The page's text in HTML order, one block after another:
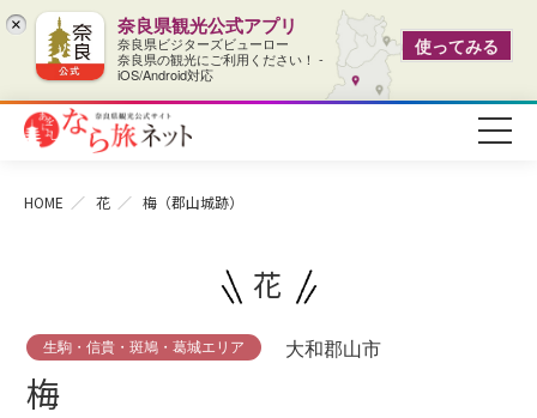
× 奈良県観光公式アプリ
奈良県ビジターズビューロー
奈良県の観光にご利用ください！ -
iOS/Android対応
使ってみる
HOME 花 梅（郡山城跡）
花
生駒・信貴・斑鳩・葛城エリア 大和郡山市
梅